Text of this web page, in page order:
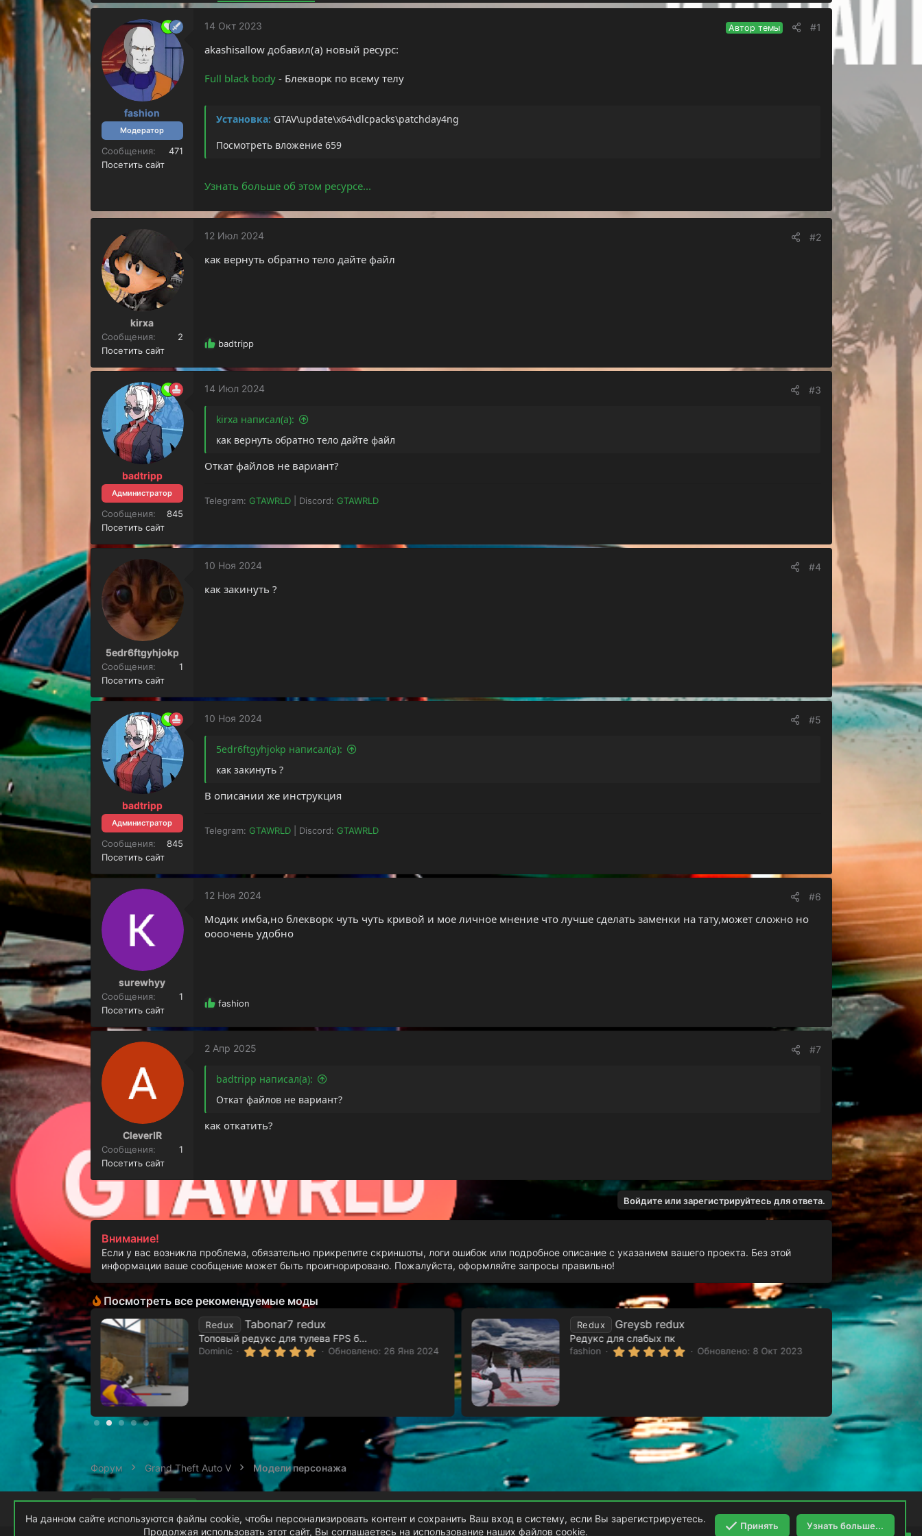
т
м
а
а
а
fashion
Модератор
Сообщения
471
Посетить сайт
14 Окт 2023 Автор темы #1
akashisallow добавил(а) новый ресурс:
Full black body- Блекворк по всему телу
Установка: GTAV\update\x64\dlcpacks\patchday4ng
Посмотреть вложение 659
Узнать больше об этом ресурсе...
kirxa
Сообщения
2
Посетить сайт
12 Июл 2024 #2
как вернуть обратно тело дайте файл
Р
а
ц
и
badtripp
badtripp
Администратор
Сообщения
845
Посетить сайт
14 Июл 2024 #3
kirxa написал(а):
как вернуть обратно тело дайте файл
Откат файлов не вариант?
Telegram: GTAWRLD| Discord: GTAWRLD
5edr6ftgyhjokp
Сообщения
1
Посетить сайт
10 Ноя 2024 #4
как закинуть ?
badtripp
Администратор
Сообщения
845
Посетить сайт
10 Ноя 2024 #5
5edr6ftgyhjokp написал(а):
как закинуть ?
В описании же инструкция
Telegram: GTAWRLD| Discord: GTAWRLD
surewhyy
Сообщения
1
Посетить сайт
12 Ноя 2024 #6
Модик имба,но блекворк чуть чуть кривой и мое личное мнение что лучше сделать заменки на тату,может сложно но
оооочень удобно
Р
а
ц
и
fashion
CleverIR
Сообщения
1
Посетить сайт
2 Апр 2025 #7
badtripp написал(а):
Откат файлов не вариант?
как откатить?
Войдите или зарегистрируйтесь для ответа.
Внимание!
Если у вас возникла проблема, обязательно прикрепите скриншоты, логи ошибок или подробное описание с указанием вашего проекта. Без этой
информации ваше сообщение может быть проигнорировано. Пожалуйста, оформляйте запросы правильно!
Посмотреть все рекомендуемые моды
7 Фев 2024
Redux Tabonar7 redux
Топовый редукс для тулева FPS бустом
Dominic 5 Обновлено: 26 Янв 2024
Redux Greysb redux
Редукс для слабых пк
fashion 5
з
д
Обновлено: 8 Окт 2023
Форум Grand Theft Auto V Модели персонажа
На данном сайте используются файлы cookie, чтобы персонализировать контент и сохранить Ваш вход в систему, если Вы зарегистрируетесь.
Продолжая использовать этот сайт, Вы соглашаетесь на использование наших файлов cookie.
Принять Узнать больше...